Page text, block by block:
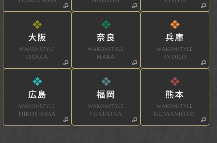
大阪
WAKONSTYLE
OSAKA
奈良
WAKONSTYLE
NARA
兵庫
WAKONSTYLE
HYOGO
広島
WAKONSTYLE
HIROSHIMA
福岡
WAKONSTYLE
FUKUOKA
熊本
WAKONSTYLE
KUMAMOTO